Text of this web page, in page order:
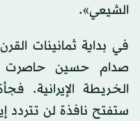
الشيعي».
في بداية ثمانينات
صدام حسين حاصرت
ستفتح نافذة لن تتردد